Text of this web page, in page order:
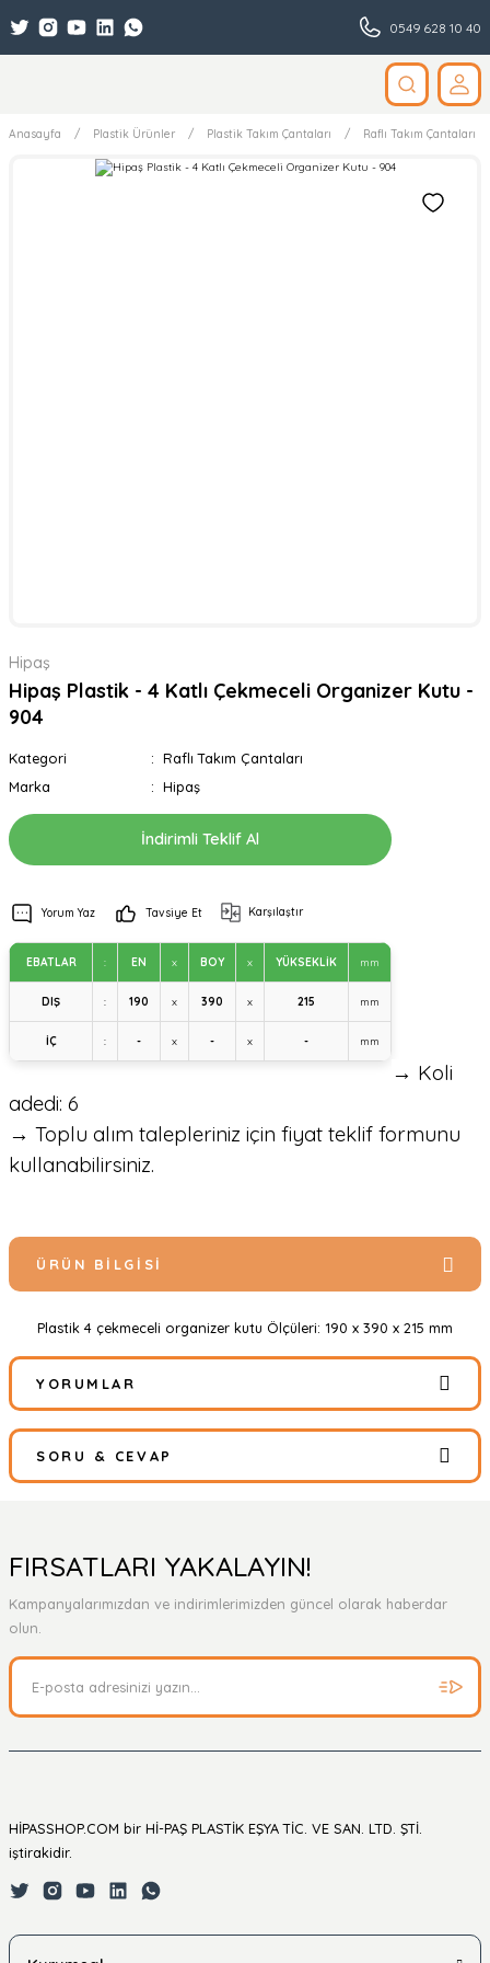
0549 628 10 40
Anasayfa Plastik Ürünler Plastik Takım Çantaları Raflı Takım Çantaları
Hipaş
Hipaş Plastik - 4 Katlı Çekmeceli Organizer Kutu -
904
Kategori
Raflı Takım Çantaları
Marka
Hipaş
İndirimli Teklif Al
Yorum Yaz Tavsiye Et Karşılaştır
EBATLAR : EN x BOY x YÜKSEKLİK mm
DIŞ : 190 x 390 x 215 mm
İÇ : - x - x - mm
→ Koli
adedi: 6
→ Toplu alım talepleriniz için fiyat teklif formunu
kullanabilirsiniz.
ÜRÜN BILGISI
Plastik 4 çekmeceli organizer kutu Ölçüleri: 190 x 390 x 215 mm
YORUMLAR
Bu ürüne ilk yorumu siz yapın!
SORU & CEVAP
Ürün hakkında henüz soru sorulmamış.
FIRSATLARI YAKALAYIN!
Kampanyalarımızdan ve indirimlerimizden güncel olarak haberdar
olun.
HİPASSHOP.COM bir Hİ-PAŞ PLASTİK EŞYA TİC. VE SAN. LTD. ŞTİ.
iştirakidir.